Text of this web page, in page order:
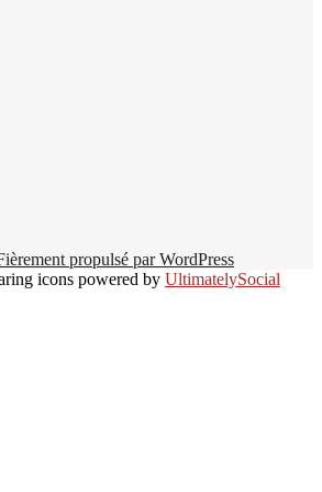
propulsé par WordPress
icons powered by UltimatelySocial